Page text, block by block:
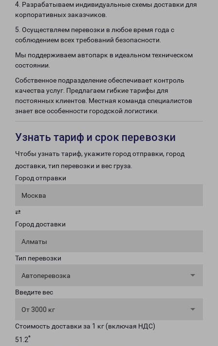
4. Разрабатываем индивидуальные схемы доставки для
корпоративных заказчиков.
5. Осуществляем перевозки в любое время года с
соблюдением всех требований безопасности.
Мы поддерживаем автопарк в идеальном техническом
состоянии.
Собственное подразделение обеспечивает контроль
качества услуг. Предлагаем гибкие тарифы для
постоянных клиентов. Местная команда специалистов
знает все особенности городской логистики.
Узнать тариф и срок перевозки
Чтобы узнать тариф, укажите город отправки, город
доставки, тип перевозки и вес груза.
Город отправки
Москва
⇄
Город доставки
Алматы
Тип перевозки
Автоперевозка
Введите вес
От 3000 кг
Стоимость доставки за 1 кг (включая НДС)
51.2*